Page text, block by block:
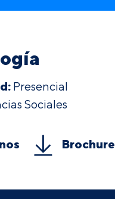
Presencial
Sociales
Brochure